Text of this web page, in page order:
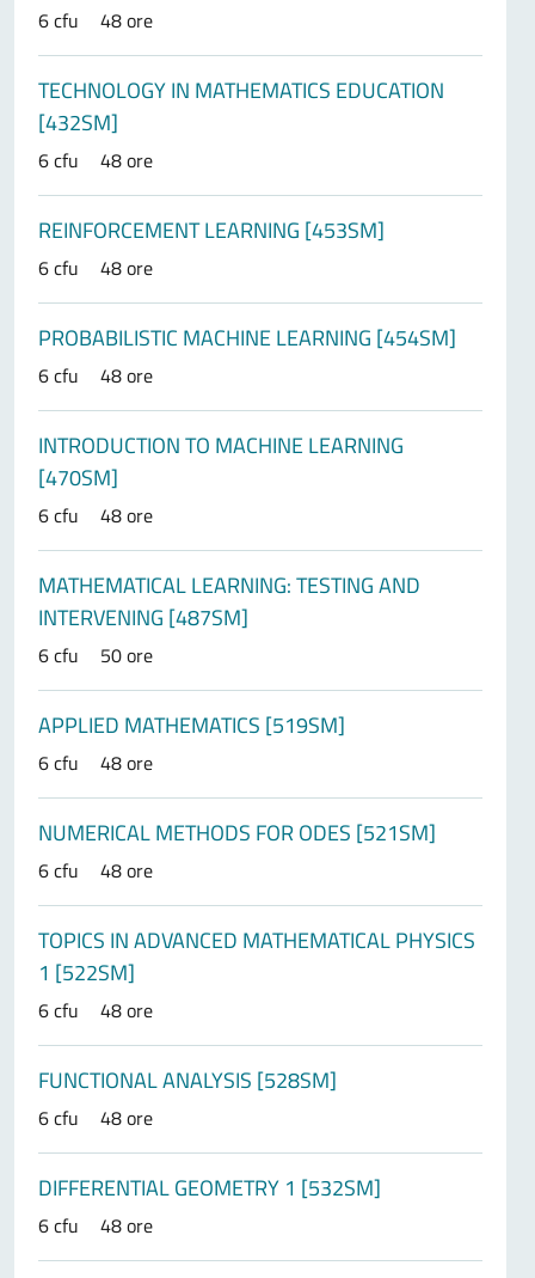
6 cfu 48 ore
TECHNOLOGY IN MATHEMATICS EDUCATION
[432SM]
6 cfu 48 ore
REINFORCEMENT LEARNING [453SM]
6 cfu 48 ore
PROBABILISTIC MACHINE LEARNING [454SM]
6 cfu 48 ore
INTRODUCTION TO MACHINE LEARNING
[470SM]
6 cfu 48 ore
MATHEMATICAL LEARNING: TESTING AND
INTERVENING [487SM]
6 cfu 50 ore
APPLIED MATHEMATICS [519SM]
6 cfu 48 ore
NUMERICAL METHODS FOR ODES [521SM]
6 cfu 48 ore
TOPICS IN ADVANCED MATHEMATICAL PHYSICS
1 [522SM]
6 cfu 48 ore
FUNCTIONAL ANALYSIS [528SM]
6 cfu 48 ore
DIFFERENTIAL GEOMETRY 1 [532SM]
6 cfu 48 ore